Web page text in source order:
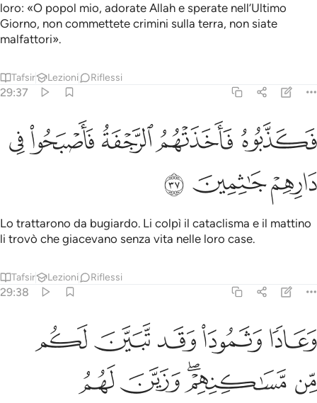
loro: «O popol mio, adorate Allah e sperate nell’Ultimo
Giorno, non commettete crimini sulla terra, non siate
malfattori».
Tafsir Lezioni Riflessi
29:37
فكذبوه فاخذتهم الرجفة فاصبحوا في دارهم جاثمين ٣٧
فَكَذَّبُوهُ فَأَخَذَتْهُمُ ٱلرَّجْفَةُ فَأَصْبَحُوا۟ فِى دَارِهِمْ جَـٰثِمِينَ ٣٧
ﲤ ﲥﲦﲧﲨ
ﲩﲪ ﲫ
Lo trattarono da bugiardo. Li colpì il cataclisma e il mattino
li trovò che giacevano senza vita nelle loro case.
Tafsir Lezioni Riflessi
29:38
وعادا وثمود وقد تبين لكم من مساكنهم وزين لهم الشيطان اعمالهم
وَعَادًۭا وَثَمُودَا۟ وَقَد تَّبَيَّنَ لَكُم مِّن مَّسَـٰكِنِهِمْ ۖ وَزَيَّنَ لَهُمُ ٱلشَّيْطَـٰنُ
ﲬﲭﲮﲯﲰ
ﲱ ﲲﲳﲴﲵ